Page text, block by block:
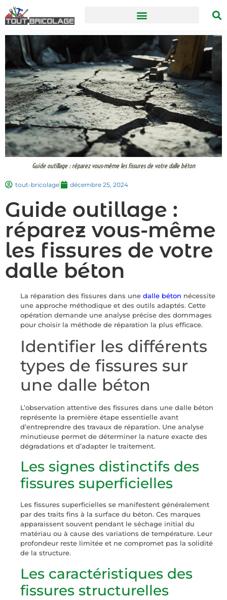
Guide outillage : réparez vous-même les fissures de votre dalle béton
tout-bricolage décembre 25, 2024
Guide outillage :
réparez vous-même
les fissures de votre
dalle béton
La réparation des fissures dans une dalle béton nécessite
une approche méthodique et des outils adaptés. Cette
opération demande une analyse précise des dommages
pour choisir la méthode de réparation la plus efficace.
Identifier les différents
types de fissures sur
une dalle béton
L’observation attentive des fissures dans une dalle béton
représente la première étape essentielle avant
d’entreprendre des travaux de réparation. Une analyse
minutieuse permet de déterminer la nature exacte des
dégradations et d’adapter le traitement.
Les signes distinctifs des
fissures superficielles
Les fissures superficielles se manifestent généralement
par des traits fins à la surface du béton. Ces marques
apparaissent souvent pendant le séchage initial du
matériau ou à cause des variations de température. Leur
profondeur reste limitée et ne compromet pas la solidité
de la structure.
Les caractéristiques des
fissures structurelles